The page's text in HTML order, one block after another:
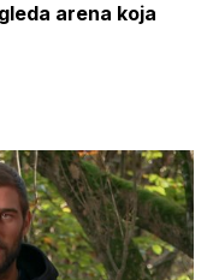
arena koja